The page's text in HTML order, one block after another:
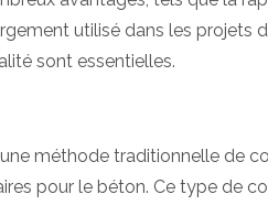
utilisé dans les projets
sont essentielles.
méthode traditionnelle de
pour le béton. Ce type de